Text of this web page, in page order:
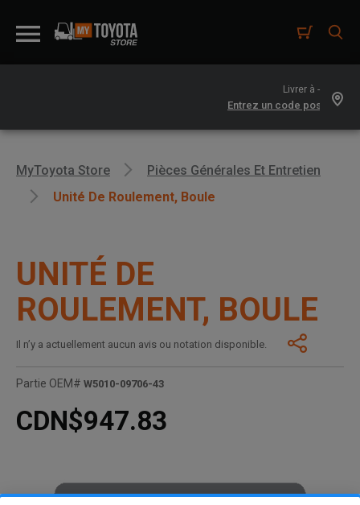
Livrer à -
MyToyota Store
Pièces Générales Et Entretien
Unité De Roulement, Boule
UNITÉ DE
ROULEMENT, BOULE
Il n’y a actuellement aucun avis ou notation disponible.
Partie OEM# W5010-09706-43
CDN$947.83